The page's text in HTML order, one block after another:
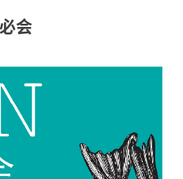
会